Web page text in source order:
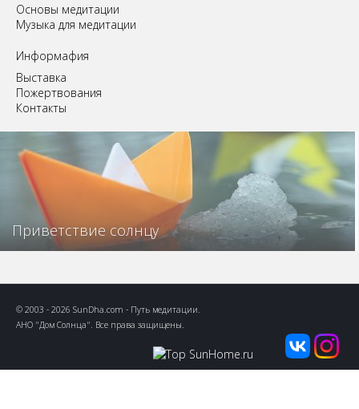
Основы медитации
Музыка для медитации
Информафия
Выставка
Пожертвования
Контакты
Приветствие солнцу
© 2003 - 2026 SunDha.com - Путь медитации
АНО "Дом Солнца" . Все права защищены.